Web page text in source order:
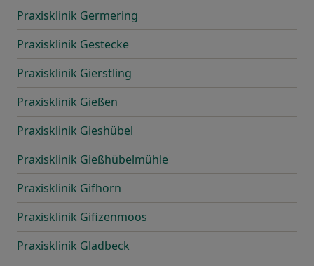
Praxisklinik Germering
Praxisklinik Gestecke
Praxisklinik Gierstling
Praxisklinik Gießen
Praxisklinik Gieshübel
Praxisklinik Gießhübelmühle
Praxisklinik Gifhorn
Praxisklinik Gifizenmoos
Praxisklinik Gladbeck